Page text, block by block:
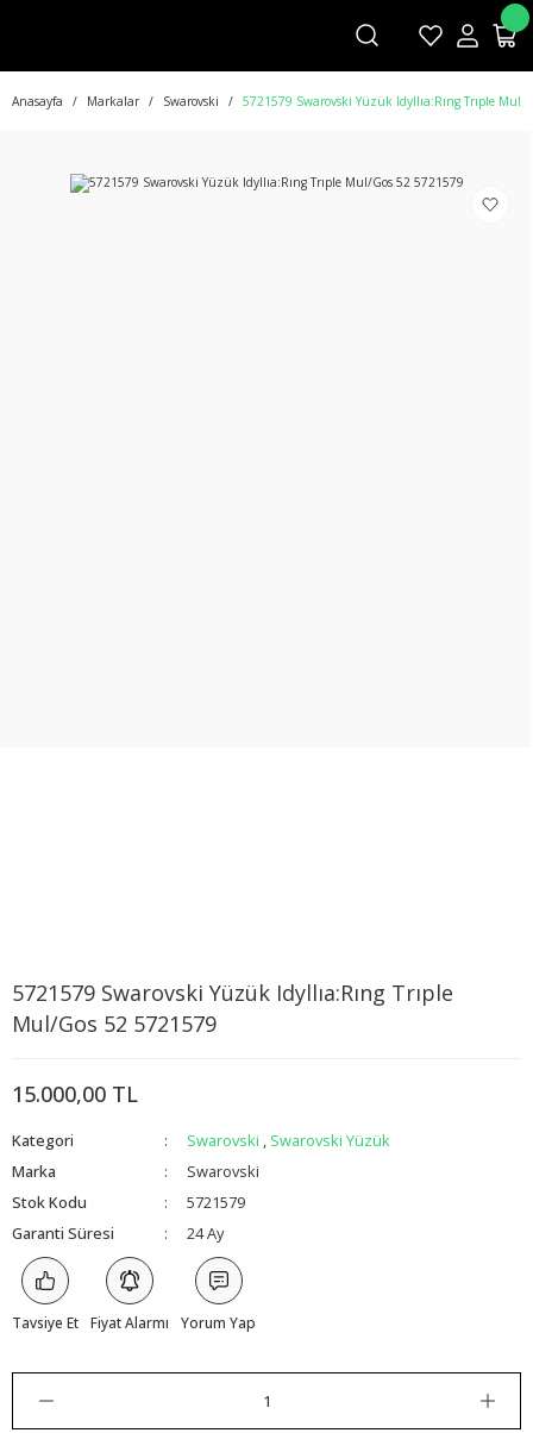
Anasayfa Markalar Swarovski 5721579 Swarovski Yüzük Idyllıa:Rıng Trıple Mul/
5721579 Swarovski Yüzük Idyllıa:Rıng Trıple
Mul/Gos 52 5721579
15.000,00 TL
Kategori Swarovski , Swarovski Yüzük
Marka
Swarovski
Stok Kodu
5721579
Garanti Süresi
24 Ay
Tavsiye Et Fiyat Alarmı Yorum Yap